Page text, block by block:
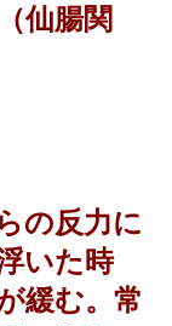
仙腸関
の反力に
いた時
緩む。常